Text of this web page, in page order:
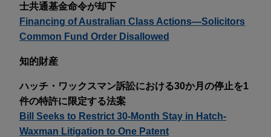
士共通基金命令が却下
Financing of Australian Class Actions—Solicitors
Common Fund Order Disallowed
知的財産
ハッチ・ワックスマン訴訟における30か月の停止を1
件の特許に限定する法案
Bill Seeks to Restrict 30-Month Stay in Hatch-
Waxman Litigation to One Patent